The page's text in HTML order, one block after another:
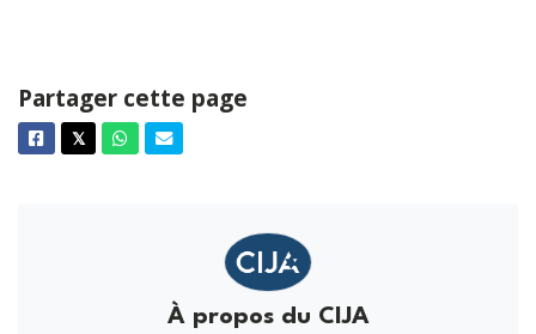
Partager cette page
Facebook
𝕏TwitterWhatsappCourriel
À propos du CIJA